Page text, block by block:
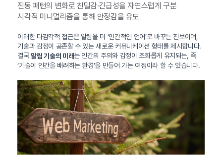
진동 패턴의 변화로 친밀감·긴급성을 자연스럽게 구분
시각적 미니멀리즘을 통해 안정감을 유도
이러한 다감각적 접근은 알림을 더 ‘인간적인 언어’로 바꾸는 진보이며,
기술과 감정이 공존할 수 있는 새로운 커뮤니케이션 형태를 제시합니다.
결국알림 기술의 미래는 인간의 주의와 감정이 조화롭게 유지되는, 즉
‘기술이 인간을 배려하는 환경’을 만들어 가는 여정이라 할 수 있습니다.